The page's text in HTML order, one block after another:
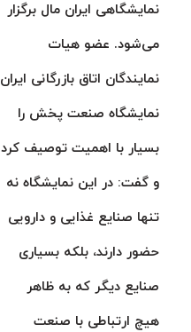
نمایشگاهی ایران مال برگزار
می‌شود. عضو هیات
نمایندگان اتاق بازرگانی ایران
نمایشگاه صنعت پخش را
بسیار با اهمیت توصیف کرد
و گفت: در این نمایشگاه نه
تنها صنایع غذایی و دارویی
حضور دارند، بلکه بسیاری
صنایع دیگر که به ظاهر
هیچ ارتباطی با صنعت